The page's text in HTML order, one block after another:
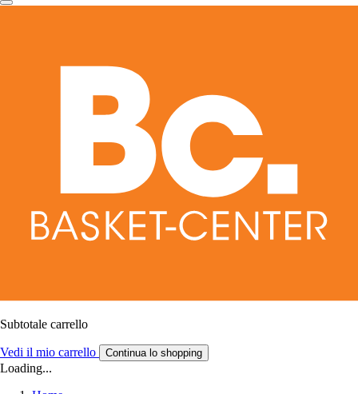
Subtotale carrello
Vedi il mio carrello Continua lo shopping
Loading...